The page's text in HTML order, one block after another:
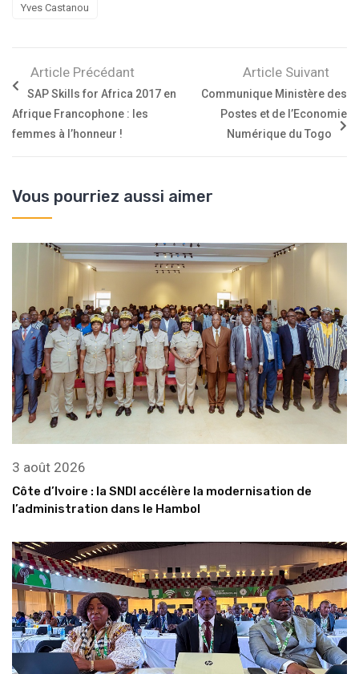
Yves Castanou
Article Précédant
SAP Skills for Africa 2017 en
Afrique Francophone : les
femmes à l’honneur !
Article Suivant
Communique Ministère des
Postes et de l’Economie
Numérique du Togo
Vous pourriez aussi aimer
3 août 2026
Côte d’Ivoire : la SNDI accélère la modernisation de
l’administration dans le Hambol